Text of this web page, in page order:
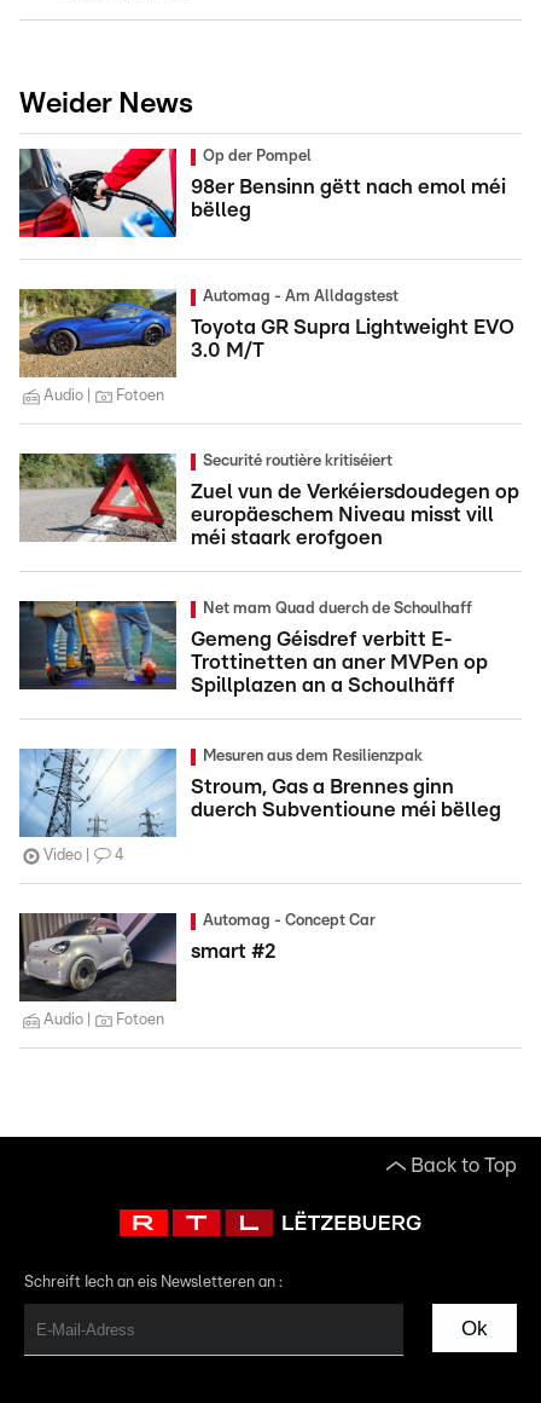
Weider News
Op der Pompel
98er Bensinn gëtt nach emol méi
bëlleg
Automag - Am Alldagstest
Toyota GR Supra Lightweight EVO
3.0 M/T
Audio Fotoen
Securité routière kritiséiert
Zuel vun de Verkéiersdoudegen op
europäeschem Niveau misst vill
méi staark erofgoen
Net mam Quad duerch de Schoulhaff
Gemeng Géisdref verbitt E-
Trottinetten an aner MVPen op
Spillplazen an a Schoulhäff
Mesuren aus dem Resilienzpak
Stroum, Gas a Brennes ginn
duerch Subventioune méi bëlleg
Video 4
Automag - Concept Car
smart #2
Audio Fotoen
Back to Top
Schreift Iech an eis Newsletteren an :
Ok